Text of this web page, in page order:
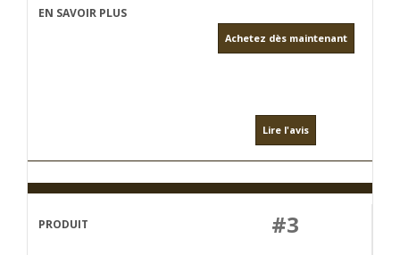
Achetez dès maintenant
Lire l'avis
#3